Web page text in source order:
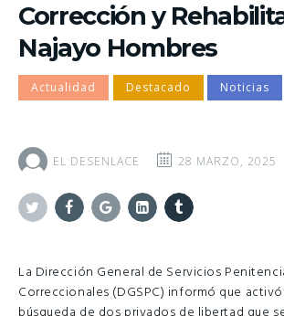
Corrección y
Najayo Hombres
Actualidad Destacado Noticias
EL DESENLACE 28 MARZO, 2025
La Dirección General de Servicios
Correccionales (DGSPC) informó que